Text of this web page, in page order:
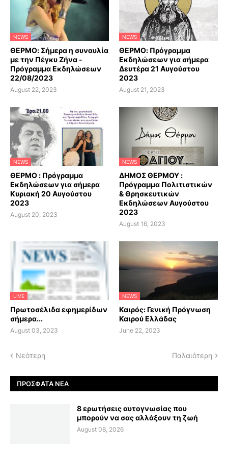
NEWS
ΘΕΡΜΟ: Σήμερα η συναυλία
με την Πέγκυ Ζήνα -
Πρόγραμμα Εκδηλώσεων
22/08/2023
August 22, 2023
NEWS
ΘΕΡΜΟ: Πρόγραμμα
Εκδηλώσεων για σήμερα
Δευτέρα 21 Αυγούστου
2023
August 21, 2023
NEWS
ΘΕΡΜΟ : Πρόγραμμα
Εκδηλώσεων για σήμερα
Κυριακή 20 Αυγούστου
2023
August 20, 2023
NEWS
ΔΗΜΟΣ ΘΕΡΜΟΥ :
Πρόγραμμα Πολιτιστικών
& Θρησκευτικών
Εκδηλώσεων Αυγούστου
2023
August 16, 2023
LIVE
Πρωτοσέλιδα εφημερίδων
σήμερα...
August 03, 2023
NEWS
Καιρός: Γενική Πρόγνωση
Καιρού Ελλάδας
June 22, 2023
Νεότερη Παλαιότερη
ΠΡΌΣΦΑΤΑ ΝΈΑ
8 ερωτήσεις αυτογνωσίας που
μπορούν να σας αλλάξουν τη ζωή
August 08, 2026